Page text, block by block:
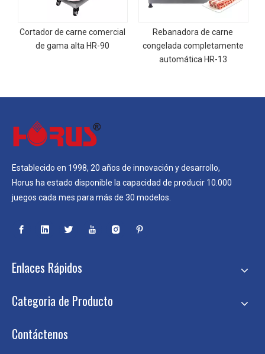
Cortador de carne comercial
de gama alta HR-90
Rebanadora de carne
congelada completamente
automática HR-13
Establecido en 1998, 20 años de innovación y desarrollo,
Horus ha estado disponible la capacidad de producir 10.000
juegos cada mes para más de 30 modelos.
Enlaces Rápidos
Categoria de Producto
Contáctenos